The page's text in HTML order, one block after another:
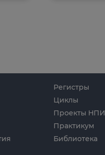
Циклы
Проекты НПИ
Практикум
Библиотека
Регистры